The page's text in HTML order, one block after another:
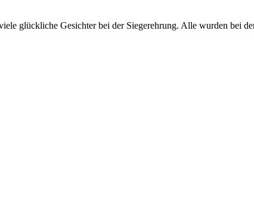
glückliche Gesichter bei der Siegerehrung. Alle wurden bei